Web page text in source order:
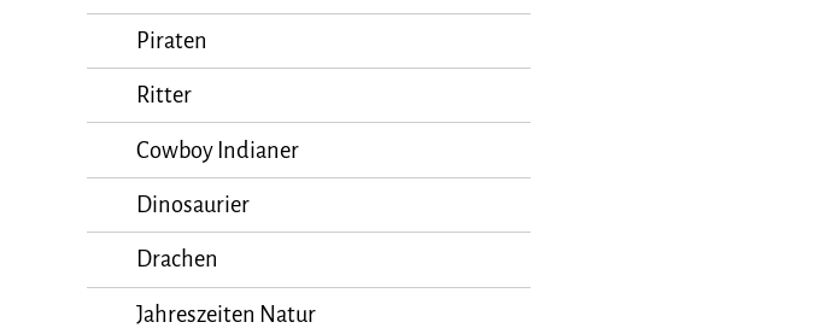
Piraten
Ritter
Cowboy Indianer
Dinosaurier
Drachen
Jahreszeiten Natur